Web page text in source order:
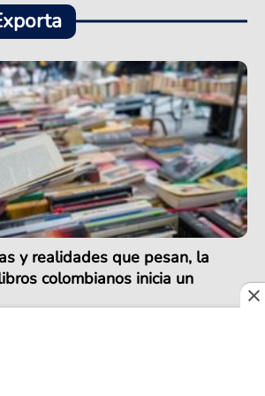
y realidades que pesan, la
colombianos inicia un